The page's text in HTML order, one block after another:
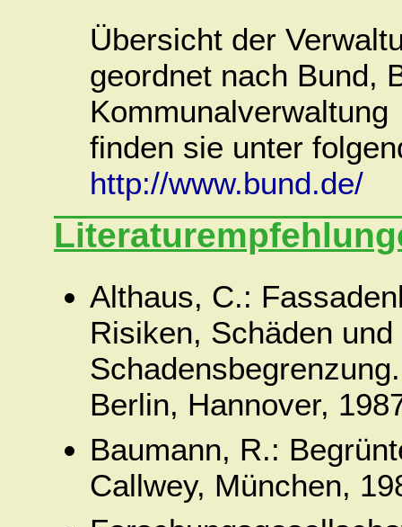
Übersicht der
geordnet nach Bund,
Kommunalverwaltung
finden sie unter
http://www.bund.de/
Althaus, C.:
Risiken, Schäden
Schadensbegrenzung.
Berlin, Hannover,
Baumann, R.:
Callwey, München,